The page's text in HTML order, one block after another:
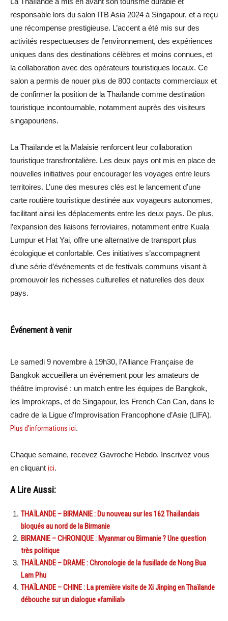
responsable lors du salon ITB Asia 2024 à Singapour, et a reçu
une récompense prestigieuse. L’accent a été mis sur des
activités respectueuses de l’environnement, des expériences
uniques dans des destinations célèbres et moins connues, et
la collaboration avec des opérateurs touristiques locaux. Ce
salon a permis de nouer plus de 800 contacts commerciaux et
de confirmer la position de la Thaïlande comme destination
touristique incontournable, notamment auprès des visiteurs
singapouriens.
La Thaïlande et la Malaisie renforcent leur collaboration
touristique transfrontalière. Les deux pays ont mis en place de
nouvelles initiatives pour encourager les voyages entre leurs
territoires. L’une des mesures clés est le lancement d’une
carte routière touristique destinée aux voyageurs autonomes,
facilitant ainsi les déplacements entre les deux pays. De plus,
l’expansion des liaisons ferroviaires, notamment entre Kuala
Lumpur et Hat Yai, offre une alternative de transport plus
écologique et confortable. Ces initiatives s’accompagnent
d’une série d’événements et de festivals communs visant à
promouvoir les richesses culturelles et naturelles des deux
pays.
Événement à venir
Le samedi 9 novembre à 19h30, l’Alliance Française de
Bangkok accueillera un événement pour les amateurs de
théâtre improvisé : un match entre les équipes de Bangkok,
les Improkraps, et de Singapour, les French Can Can, dans le
cadre de la Ligue d’Improvisation Francophone d’Asie (LIFA).
Plus d’informations ici.
Chaque semaine, recevez Gavroche Hebdo. Inscrivez vous
en cliquant ici.
A Lire Aussi:
THAÏLANDE – BIRMANIE : Du nouveau sur les 162 Thaïlandais
bloqués au nord de la Birmanie
BIRMANIE – CHRONIQUE : Myanmar ou Birmanie ? Une question
très politique
THAÏLANDE – DRAME : Chronologie de la fusillade de Nong Bua
Lam Phu
THAÏLANDE – CHINE : La première visite de Xi Jinping en Thaïlande
débouche sur un dialogue «familial»